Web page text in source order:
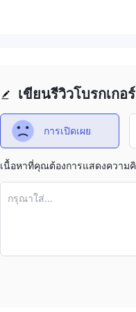
เขียนรีวิวโบรกเกอร์
การเปิดเผย
เนื้อหาที่คุณต้องการแสดงความ
กรุณาใส่...